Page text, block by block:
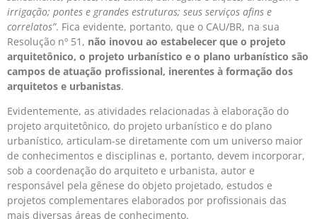
irrigação; pontes e grandes estruturas; seus serviços afins e
correlatos”. Fica evidente, portanto, que o CAU/BR, na sua
Resolução nº 51, não inovou ao estabelecer que o projeto
arquitetônico, o projeto urbanístico e o plano urbanístico são
campos de atuação profissional, inerentes à formação dos
arquitetos e urbanistas.
Evidentemente, as atividades relacionadas à elaboração do
projeto arquitetônico, do projeto urbanístico e do plano
urbanístico, articulam-se diretamente com um universo maior
de conhecimentos e disciplinas e, portanto, devem incorporar,
sob a coordenação do arquiteto e urbanista, autor e
responsável pela gênese do objeto projetado, estudos e
projetos complementares elaborados por profissionais das
mais diversas áreas de conhecimento.